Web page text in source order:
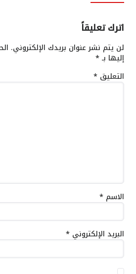
اترك تعليقاً
لن يتم نشر عنوان بريدك الإلكتروني.
إليها بـ*
التعليق *
الاسم *
البريد الإلكتروني *